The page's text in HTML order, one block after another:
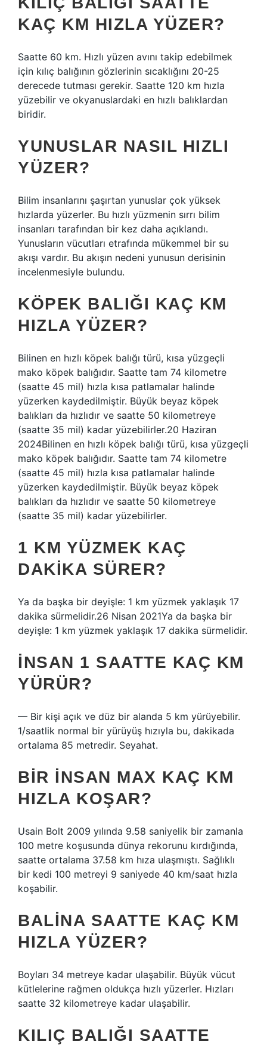
KAÇ KM HIZLA YÜZER?
Saatte 60 km. Hızlı yüzen avını takip edebilmek
için kılıç balığının gözlerinin sıcaklığını 20-25
derecede tutması gerekir. Saatte 120 km hızla
yüzebilir ve okyanuslardaki en hızlı balıklardan
biridir.
YUNUSLAR NASIL HIZLI
YÜZER?
Bilim insanlarını şaşırtan yunuslar çok yüksek
hızlarda yüzerler. Bu hızlı yüzmenin sırrı bilim
insanları tarafından bir kez daha açıklandı.
Yunusların vücutları etrafında mükemmel bir su
akışı vardır. Bu akışın nedeni yunusun derisinin
incelenmesiyle bulundu.
KÖPEK BALIĞI KAÇ KM
HIZLA YÜZER?
Bilinen en hızlı köpek balığı türü, kısa yüzgeçli
mako köpek balığıdır. Saatte tam 74 kilometre
(saatte 45 mil) hızla kısa patlamalar halinde
yüzerken kaydedilmiştir. Büyük beyaz köpek
balıkları da hızlıdır ve saatte 50 kilometreye
(saatte 35 mil) kadar yüzebilirler.20 Haziran
2024Bilinen en hızlı köpek balığı türü, kısa yüzgeçli
mako köpek balığıdır. Saatte tam 74 kilometre
(saatte 45 mil) hızla kısa patlamalar halinde
yüzerken kaydedilmiştir. Büyük beyaz köpek
balıkları da hızlıdır ve saatte 50 kilometreye
(saatte 35 mil) kadar yüzebilirler.
1 KM YÜZMEK KAÇ
DAKIKA SÜRER?
Ya da başka bir deyişle: 1 km yüzmek yaklaşık 17
dakika sürmelidir.26 Nisan 2021Ya da başka bir
deyişle: 1 km yüzmek yaklaşık 17 dakika sürmelidir.
İNSAN 1 SAATTE KAÇ KM
YÜRÜR?
— Bir kişi açık ve düz bir alanda 5 km yürüyebilir.
1/saatlik normal bir yürüyüş hızıyla bu, dakikada
ortalama 85 metredir. Seyahat.
BIR INSAN MAX KAÇ KM
HIZLA KOŞAR?
Usain Bolt 2009 yılında 9.58 saniyelik bir zamanla
100 metre koşusunda dünya rekorunu kırdığında,
saatte ortalama 37.58 km hıza ulaşmıştı. Sağlıklı
bir kedi 100 metreyi 9 saniyede 40 km/saat hızla
koşabilir.
BALINA SAATTE KAÇ KM
HIZLA YÜZER?
Boyları 34 metreye kadar ulaşabilir. Büyük vücut
kütlelerine rağmen oldukça hızlı yüzerler. Hızları
saatte 32 kilometreye kadar ulaşabilir.
KILIÇ BALIĞI SAATTE